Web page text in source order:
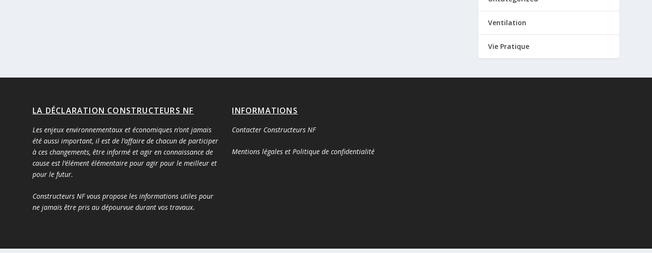
Ventilation
Vie Pratique
LA DÉCLARATION CONSTRUCTEURS NF
Les enjeux environnementaux et économiques n’ont jamais
été aussi important, il est de l’affaire de chacun de participer
à ces changements, être informé et agir en connaissance de
cause est l’élément élémentaire pour agir pour le meilleur et
pour le futur.
Constructeurs NF vous propose les informations utiles pour
ne jamais être pris au dépourvue durant vos travaux.
INFORMATIONS
Contacter Constructeurs NF
Mentions légales et Politique de confidentialité